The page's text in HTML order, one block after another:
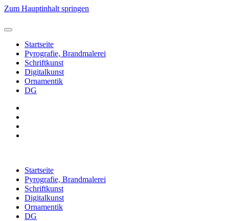
Zum Hauptinhalt springen
Startseite
Pyrografie, Brandmalerei
Schriftkunst
Digitalkunst
Ornamentik
DG
Startseite
Pyrografie, Brandmalerei
Schriftkunst
Digitalkunst
Ornamentik
DG